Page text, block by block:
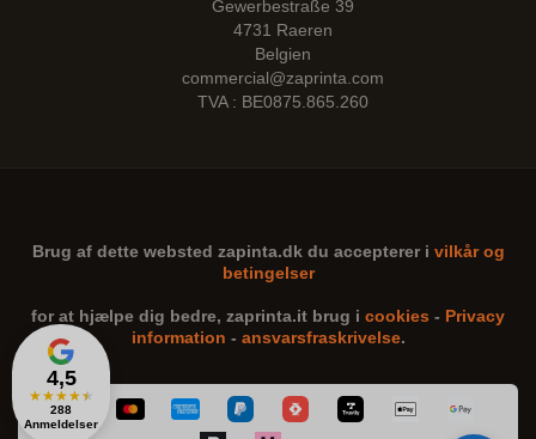
4,5
★★★★★
288
Anmeldelser
Gewerbestraße 39
4731 Raeren
Belgien
commercial@zaprinta.com
TVA : BE0875.865.260
Brug af dette websted zapinta.dk du accepterer i vilkår og
betingelser
for at hjælpe dig bedre, zaprinta.it brug i cookies - Privacy
information - ansvarsfraskrivelse.